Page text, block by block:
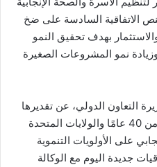
تنص الاتفاقية السادسة على ضخ
والاستثمار بهدف تحقيق النمو
نمو المشروعات الصغيرة
التعاون الدولي، عن تقديرها
للشراكة الاقتصادية الممتدة لأكثر من 40 عامًا والولايات المتحدة
على الأولويات التنموية
إلى أن توقيع 6 اتفاقيات جديدة اليوم مع الوكالة